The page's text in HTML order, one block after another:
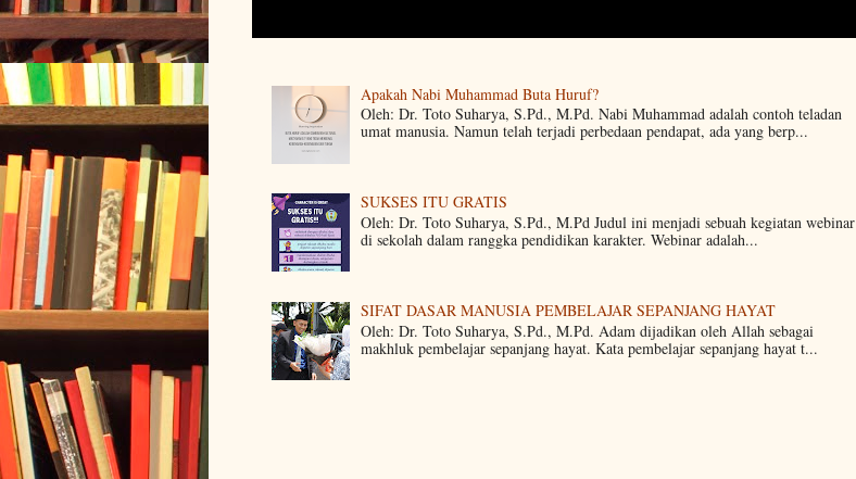
Apakah Nabi Muhammad Buta Huruf?
Oleh: Dr. Toto Suharya, S.Pd., M.Pd. Nabi Muhammad adalah contoh teladan
umat manusia. Namun telah terjadi perbedaan pendapat, ada yang berp...
SUKSES ITU GRATIS
Oleh: Dr. Toto Suharya, S.Pd., M.Pd Judul ini menjadi sebuah kegiatan webinar
di sekolah dalam ranggka pendidikan karakter. Webinar adalah...
SIFAT DASAR MANUSIA PEMBELAJAR SEPANJANG HAYAT
Oleh: Dr. Toto Suharya, S.Pd., M.Pd. Adam dijadikan oleh Allah sebagai
makhluk pembelajar sepanjang hayat. Kata pembelajar sepanjang hayat t...